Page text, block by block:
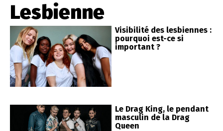
Lesbienne
Visibilité des lesbiennes :
pourquoi est-ce si
important ?
Le Drag King, le pendant
masculin de la Drag
Queen